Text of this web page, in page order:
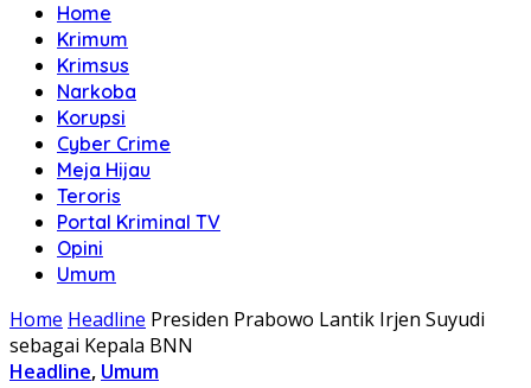
Home
Krimum
Krimsus
Narkoba
Korupsi
Cyber Crime
Meja Hijau
Teroris
Portal Kriminal TV
Opini
Umum
Home Headline Presiden Prabowo Lantik Irjen Suyudi
sebagai Kepala BNN
Headline, Umum